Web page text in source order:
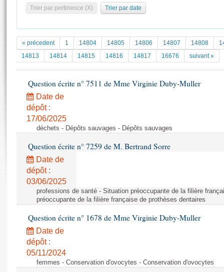
Pétitions
Documents parlementaires
Projets de loi
Propositions de loi
Amendements
Textes adoptés
Rapports d'enquête
Rapports législatifs
Rapports sur l'application des lois
Baromètre de l’application des lois
Dossiers législatifs
Budget et sécurité sociale
Questions écrites et orales
Comptes rendus des débats
Statistiques et chiffres clés
Documents de référence
( Constitution | Règlement de l'Assemblée ... )
Histoire
Juniors
Anciennes législatures
Liens vers les sites publics
La Bibliothèque
Les archives
Contacts et plan d'accès
Photos libres de droit
Trier par pertinence (X) Trier par date
« précedent 1 14804 14805 14806 14807 14808
14813
14814 14815 14816 14817 16676 suivant »
Question écrite n° 7511 de Mme Virginie Duby-Muller
Date de
dépôt :
17/06/2025
déchets - Dépôts sauvages - Dépôts sauvages
Question écrite n° 7259 de M. Bertrand Sorre
Date de
dépôt :
03/06/2025
professions de santé - Situation préoccupante de la filière
préoccupante de la filière française de prothèses dentaires
Question écrite n° 1678 de Mme Virginie Duby-Muller
Date de
dépôt :
05/11/2024
femmes - Conservation d'ovocytes - Conservation d'ovocytes